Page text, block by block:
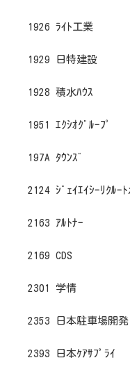
1926 ﾗｲﾄ工業
1929 日特建設
1928 積水ﾊｳｽ
1951 ｴｸｼｵｸﾞﾙｰﾌﾟ
197A ﾀｳﾝｽﾞ
2124 ｼﾞｪｲｴｲｼｰﾘｸﾙｰﾄ
2163 ｱﾙﾄﾅｰ
2169 CDS
2301 学情
2353 日本駐車場開発
2393 日本ｹｱｻﾌﾟﾗｲ